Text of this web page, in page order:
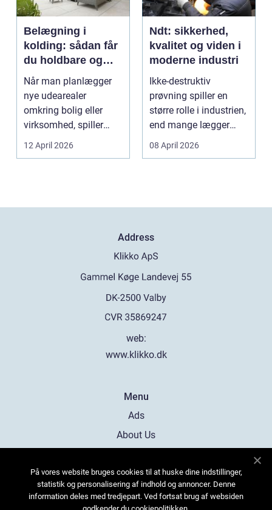
Belægning i
kolding: sådan får
du holdbare og
flotte udearealer
Når man planlægger
nye udearealer
omkring bolig eller
virksomhed, spiller
belægningen en helt
centra...
12 April 2026
Ndt: sikkerhed,
kvalitet og viden i
moderne industri
Ikke-destruktiv
prøvning spiller en
større rolle i industrien,
end mange lægger
mærke til i hverdage...
08 April 2026
Address
web:
www.klikko.dk
Menu
Ads
About Us
Contact
Sitemap
På vores website bruges cookies til at huske dine indstillinger,
statistik og personalisering af indhold og annoncer. Denne
information deles med tredjepart. Ved fortsat brug af websiden